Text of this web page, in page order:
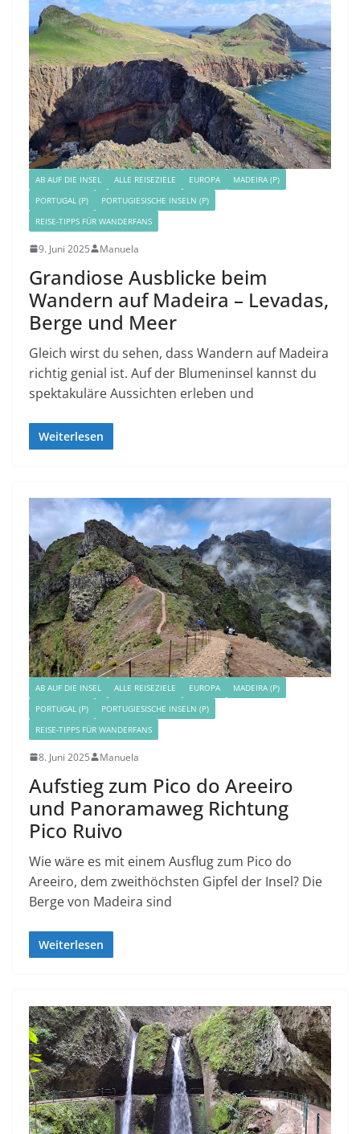
AB AUF DIE INSEL ALLE REISEZIELE EUROPA
MADEIRA (P)
PORTUGAL (P)
PORTUGIESISCHE INSELN (P)
REISE-TIPPS FÜR WANDERFANS
9. Juni 2025 Manuela
Grandiose Ausblicke beim
Wandern auf Madeira – Levadas,
Berge und Meer
Gleich wirst du sehen, dass Wandern auf Madeira
richtig genial ist. Auf der Blumeninsel kannst du
spektakuläre Aussichten erleben und
Weiterlesen
AB AUF DIE INSEL ALLE REISEZIELE EUROPA
MADEIRA (P)
PORTUGAL (P)
PORTUGIESISCHE INSELN (P)
REISE-TIPPS FÜR WANDERFANS
8. Juni 2025 Manuela
Aufstieg zum Pico do Areeiro
und Panoramaweg Richtung
Pico Ruivo
Wie wäre es mit einem Ausflug zum Pico do
Areeiro, dem zweithöchsten Gipfel der Insel? Die
Berge von Madeira sind
Weiterlesen